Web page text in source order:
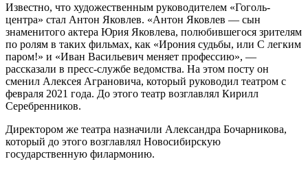
Известно, что художественным руководителем «Гоголь-
центра» стал Антон Яковлев. «Антон Яковлев — сын
знаменитого актера Юрия Яковлева, полюбившегося зрителям
по ролям в таких фильмах, как «Ирония судьбы, или С легким
паром!» и «Иван Васильевич меняет профессию», —
рассказали в пресс-службе ведомства. На этом посту он
сменил Алексея Аграновича, который руководил театром с
февраля 2021 года. До этого театр возглавлял Кирилл
Серебренников.
Директором же театра назначили Александра Бочарникова,
который до этого возглавлял Новосибирскую
государственную филармонию.